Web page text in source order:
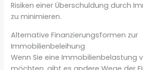
Risiken einer Überschuldung durch
zu minimieren.
Alternative Finanzierungsformen zur
Immobilienbeleihung
Wenn Sie eine Immobilienbelastung